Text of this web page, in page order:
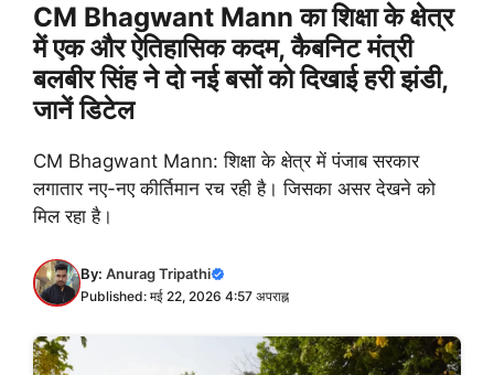
CM Bhagwant Mann का शिक्षा के क्षेत्र
में एक और ऐतिहासिक कदम, कैबनिट मंत्री
बलबीर सिंह ने दो नई बसों को दिखाई हरी झंडी,
जानें डिटेल
CM Bhagwant Mann: शिक्षा के क्षेत्र में पंजाब सरकार
लगातार नए-नए कीर्तिमान रच रही है। जिसका असर देखने को
मिल रहा है।
By: Anurag Tripathi
Published: मई 22, 2026 4:57 अपराह्न